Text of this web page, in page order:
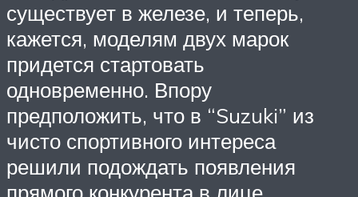
существует в железе, и теперь,
кажется, моделям двух марок
придется стартовать
одновременно. Впору
предположить, что в “Suzuki” из
чисто спортивного интереса
решили подождать появления
прямого конкурента в лице